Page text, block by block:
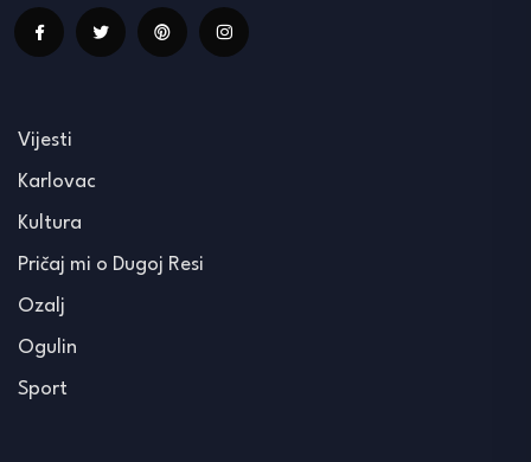
Vijesti
Karlovac
Kultura
Pričaj mi o Dugoj Resi
Ozalj
Ogulin
Sport